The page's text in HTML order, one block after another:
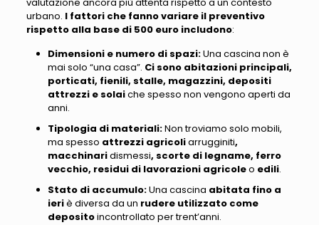
urbano. I fattori che fanno variare il preventivo
rispetto alla base di 500 euro includono:
Dimensioni e numero di spazi:Una cascina non è
mai solo “una casa”. Ci sono abitazioni principali,
porticati, fienili, stalle, magazzini, depositi
attrezzi e solaiche spesso non vengono aperti da
anni.
Tipologia di materiali:Non troviamo solo mobili,
ma spesso attrezzi agricoliarrugginiti,
macchinaridismessi, scorte di legname, ferro
vecchio, residui di lavorazioni agricoleo edili.
Stato di accumulo:Una cascina abitata fino a
ieriè diversa da un rudere utilizzato come
depositoincontrollato per trent’anni.